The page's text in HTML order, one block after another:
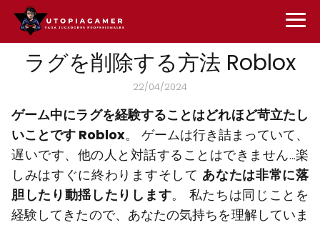
ラグを削除する方法 Roblox
22/04/2024
ゲーム中にラグを経験することはどれほど苛立たし
いことです Roblox。 ゲームは行き詰まっていて、
遅いです、他の人と対話することはできません...楽
しみはすぐに終わりますそして あなたは非常に落
胆したり動揺したりします。 私たちは同じことを
経験してきたので、あなたの気持ちを理解していま